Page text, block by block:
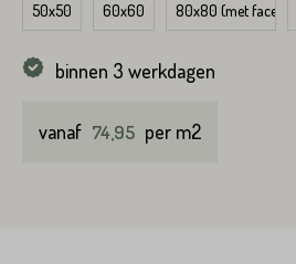
50x50 60x60 80x80 (met facet)
binnen 3 werkdagen
vanaf 74,95 per m2